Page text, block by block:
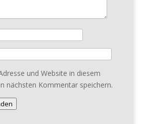
und Website in diesem
nächsten Kommentar speichern.